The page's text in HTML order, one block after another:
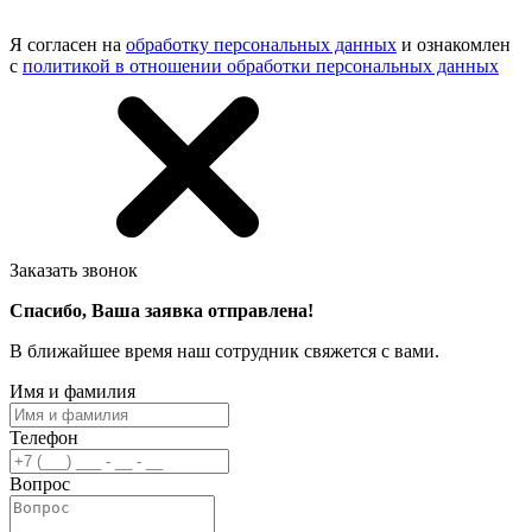
Я согласен на обработку персональных данных и ознакомлен
с политикой в отношении обработки персональных данных
Заказать звонок
Спасибо, Ваша заявка отправлена!
В ближайшее время наш сотрудник свяжется с вами.
Имя и фамилия
Телефон
Вопрос